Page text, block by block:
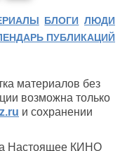
БЛОГИ ЛЮДИ
ПУБЛИКАЦИЙ
материалов без
возможна только
и сохранении
Настоящее КИНО